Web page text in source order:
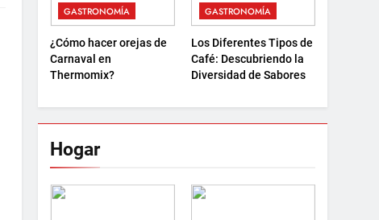
GASTRONOMÍA
¿Cómo hacer orejas de
Carnaval en
Thermomix?
GASTRONOMÍA
Los Diferentes Tipos de
Café: Descubriendo la
Diversidad de Sabores
Hogar